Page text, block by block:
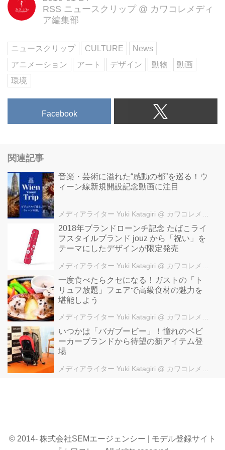
アニメーションにより一定の動き
徴しているかのよう。
アートとしての美を放ちながら
も、どこか冷たく、物悲しいオー
世界が直面する環境問題を言葉以
上に訴える、メッセージ性の強い
作品です。
Exposure-mages-by-using-
Cinemagraph
RSS ニュースクリップ @ カワコレメディ
ア編集部
ニュースクリップ CULTURE
News
アニメーション
アート デザイン 動物
動画
環境
Facebook
関連記事
音楽・芸術に溢れた“感動の都”を巡る！ウ
ィーン線新規開設記念動画に注目
メディアライター Yuki Katagiri @ カワコレメディア編集部
2018年ブランドローンチ記念 たばこライ
フスタイルブランド jouz から「祝い」を
テーマにしたデザインが限定発売
メディアライター Yuki Katagiri @ カワコレメディア編集部
一度食べたらクセになる！ガストの「ト
リュフ放題」フェアで高級食材の魅力を
堪能しよう
メディアライター Yuki Katagiri @ カワコレメディア編集部
いつかは「バガブービー」！憧れのベビ
ーカーブランドから待望の新アイテム登
場
メディアライター Yuki Katagiri @ カワコレメディア編集部
© 2014- 株式会社SEMエージェンシー | モデル登録サイト